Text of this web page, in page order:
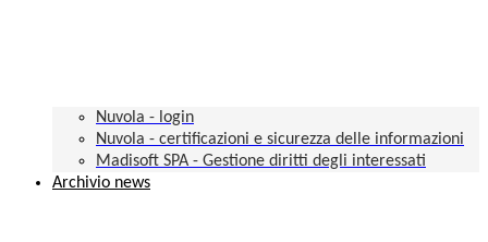
Nuvola - login
Nuvola - certificazioni e sicurezza delle informazioni
Madisoft SPA - Gestione diritti degli interessati
Archivio news